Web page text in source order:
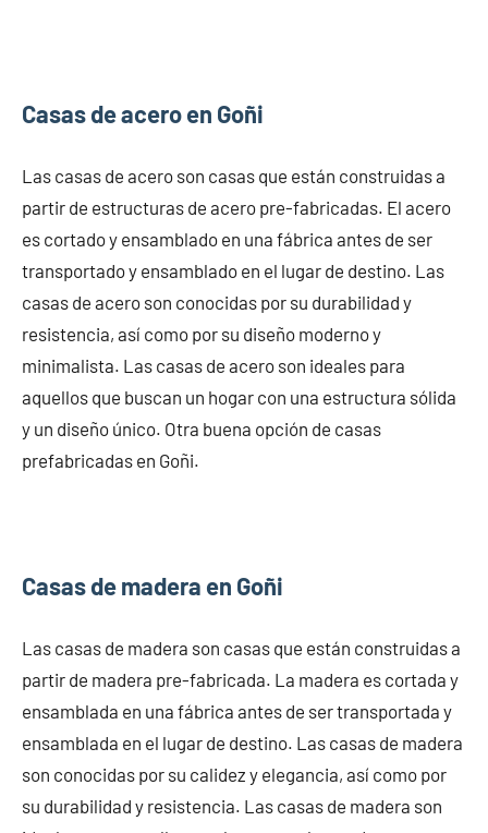
Casas de acero en Goñi
Las casas de acero son casas que están construidas a
partir de estructuras de acero pre-fabricadas. El acero
es cortado y ensamblado en una fábrica antes de ser
transportado y ensamblado en el lugar de destino. Las
casas de acero son conocidas por su durabilidad y
resistencia, así como por su diseño moderno y
minimalista. Las casas de acero son ideales para
aquellos que buscan un hogar con una estructura sólida
y un diseño único. Otra buena opción de casas
prefabricadas en Goñi.
Casas de madera en Goñi
Las casas de madera son casas que están construidas a
partir de madera pre-fabricada. La madera es cortada y
ensamblada en una fábrica antes de ser transportada y
ensamblada en el lugar de destino. Las casas de madera
son conocidas por su calidez y elegancia, así como por
su durabilidad y resistencia. Las casas de madera son